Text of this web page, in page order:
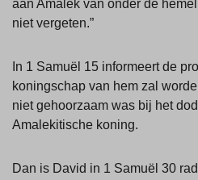
aan Amalek van onder de
niet vergeten.”
In 1 Samuël 15 informeert de
koningschap van hem zal
niet gehoorzaam was bij het
Amalekitische koning.
Dan is David in 1 Samuël 30